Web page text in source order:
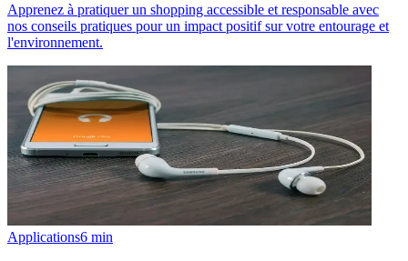
Apprenez à pratiquer un shopping accessible et responsable avec
nos conseils pratiques pour un impact positif sur votre entourage et
l'environnement.
Applications6 min